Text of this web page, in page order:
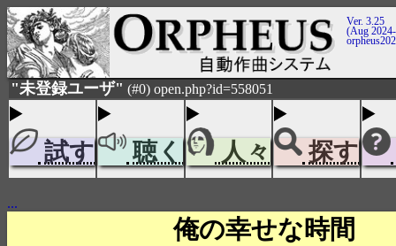
Ver. 3.25
(Aug
"未登録ユーザ" (#0) open.php?id=558051
試す 聴く 人々 探す
...
俺の幸せな時間